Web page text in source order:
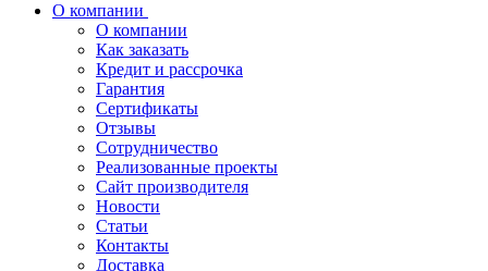
О компании
О компании
Как заказать
Кредит и рассрочка
Гарантия
Сертификаты
Отзывы
Сотрудничество
Реализованные проекты
Сайт производителя
Новости
Статьи
Контакты
Доставка